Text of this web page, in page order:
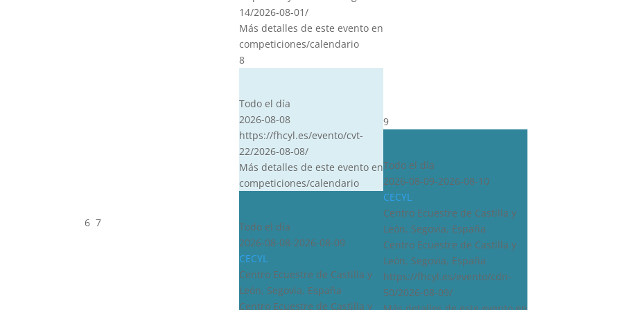
14/2026-08-01/
Más detalles de este evento en
competiciones/calendario
6 7
8
Todo el día
2026-08-08
https://fhcyl.es/evento/cvt-
22/2026-08-08/
Más detalles de este evento en
competiciones/calendario
Todo el día
2026-08-08-2026-08-09
CECYL
Centro Ecuestre de Castilla y
León, Segovia, España
Centro Ecuestre de Castilla y
9
Todo el día
2026-08-09-2026-08-10
CECYL
Centro Ecuestre de Castilla y
León, Segovia, España
Centro Ecuestre de Castilla y
León, Segovia, España
https://fhcyl.es/evento/cdn-
50/2026-08-09/